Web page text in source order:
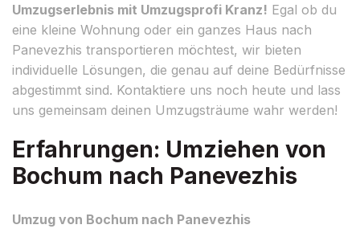
Umzugserlebnis mit Umzugsprofi Kranz! Egal ob du
eine kleine Wohnung oder ein ganzes Haus nach
Panevezhis transportieren möchtest, wir bieten
individuelle Lösungen, die genau auf deine Bedürfnisse
abgestimmt sind. Kontaktiere uns noch heute und lass
uns gemeinsam deinen Umzugsträume wahr werden!
Erfahrungen: Umziehen von
Bochum nach Panevezhis
Umzug von Bochum nach Panevezhis